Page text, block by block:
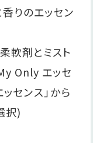
りのエッセン
軟剤とミスト
Only エッセ
センス」から
択)